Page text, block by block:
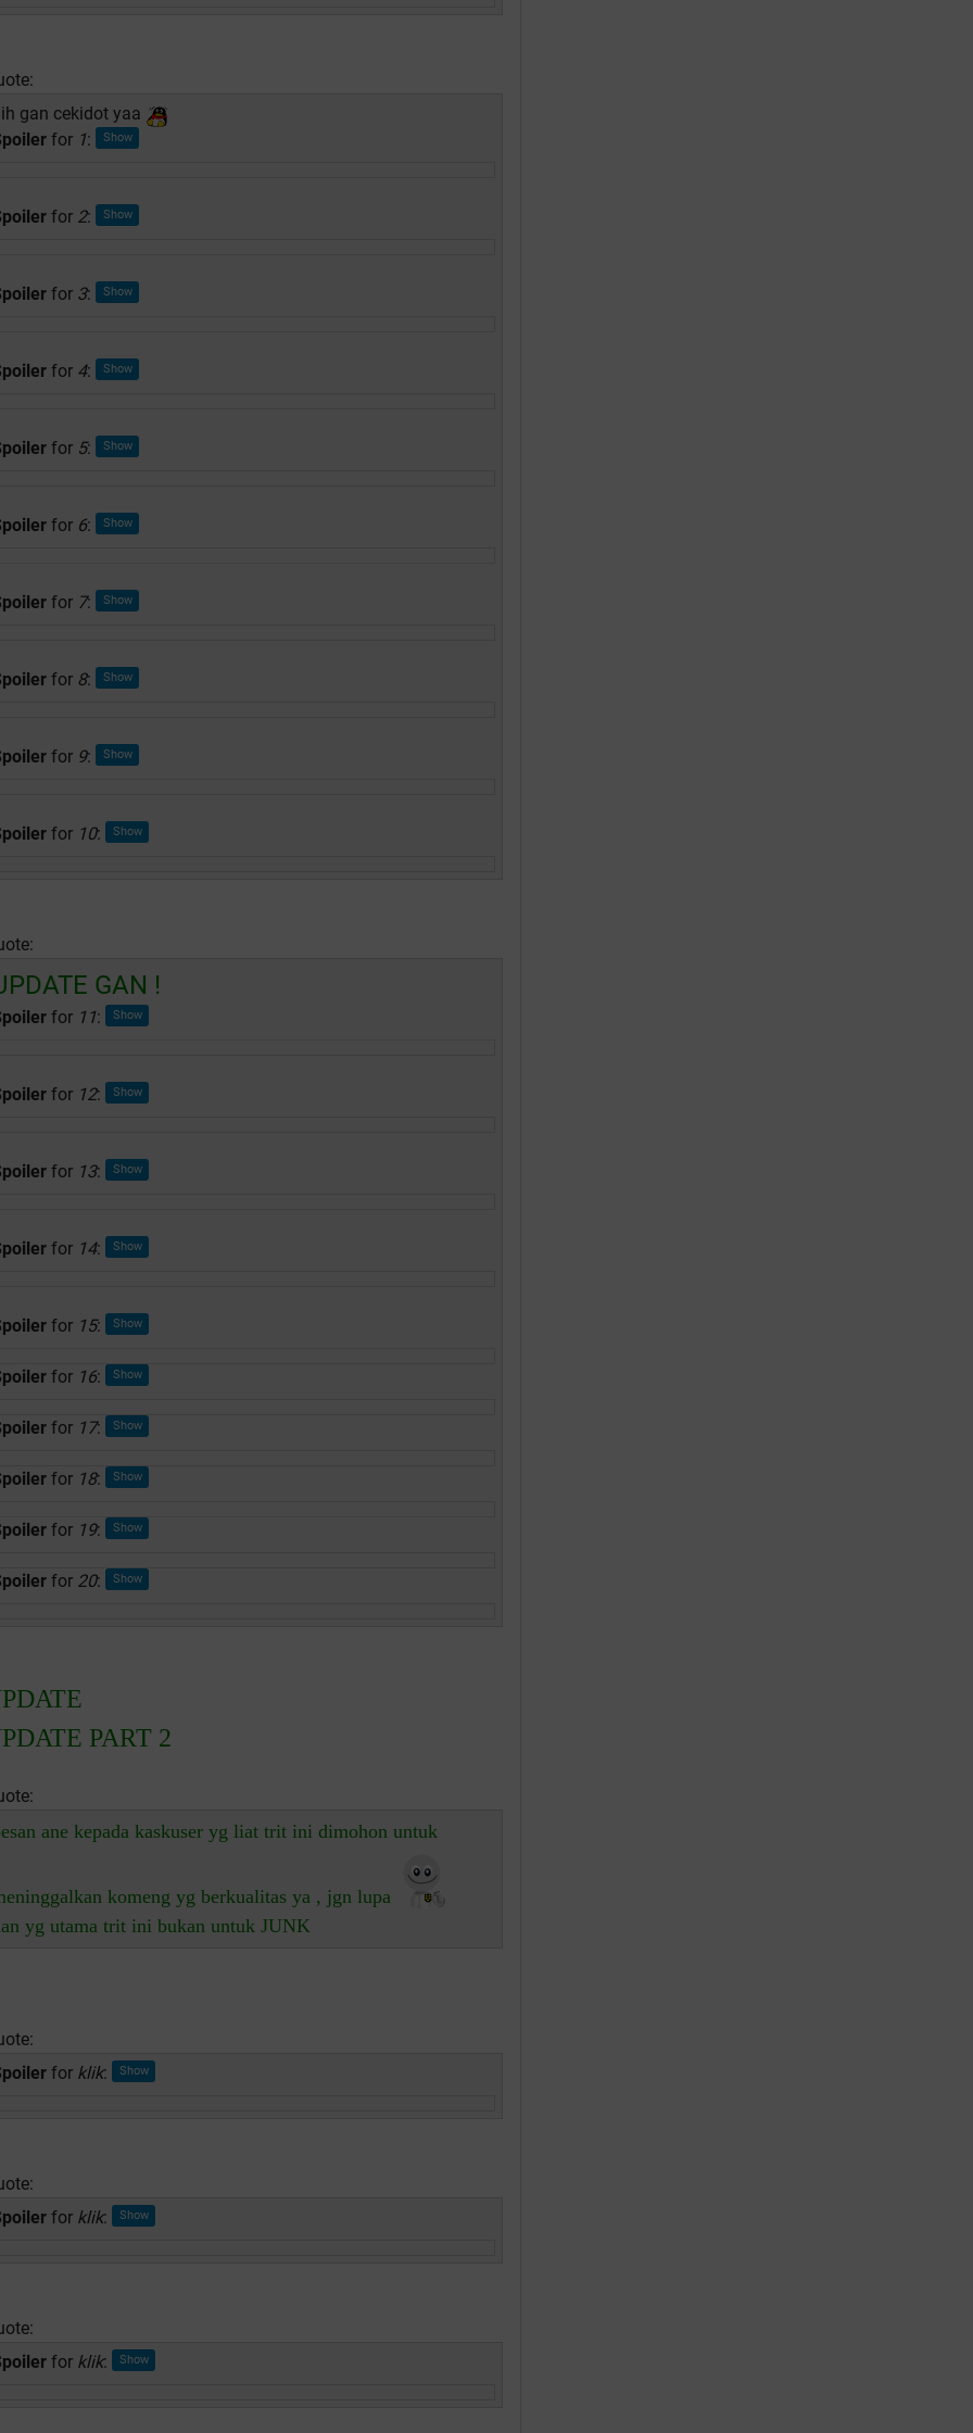
gan cekidot yaa
for 1:
for 2:
for 3:
for 4:
for 5:
for 6:
for 7:
for 8:
for 9:
for 10:
GAN !
for 11:
for 12:
for 13:
for 14:
for 15:
for 16:
for 17:
for 18:
for 19:
for 20:
PART 2
ane kepada kaskuser yg liat trit ini dimohon untuk
komeng yg berkualitas ya , jgn lupa
yg utama trit ini bukan untuk JUNK
for klik:
for klik:
for klik: